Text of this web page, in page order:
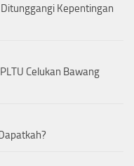
Kepentingan
Celukan Bawang